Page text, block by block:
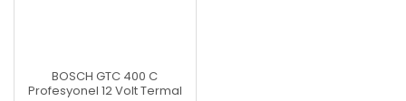
BOSCH GTC 400 C
Profesyonel 12 Volt Termal